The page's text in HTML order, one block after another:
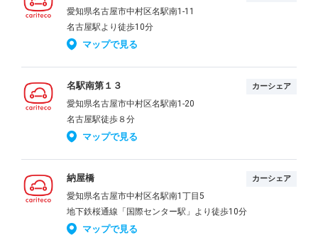
愛知県名古屋市中村区名駅南1-11
名古屋駅より徒歩10分
マップで見る
名駅南第１３ カーシェア
愛知県名古屋市中村区名駅南1-20
名古屋駅徒歩８分
マップで見る
納屋橋 カーシェア
愛知県名古屋市中村区名駅南1丁目5
地下鉄桜通線「国際センター駅」より徒歩10分
マップで見る